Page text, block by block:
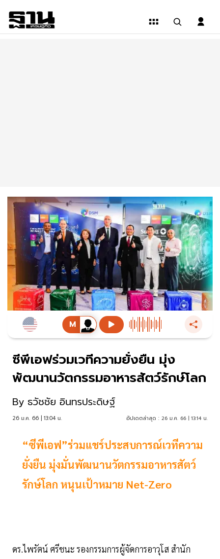
ซีพีเอฟร่วมเวทีความยั่งยืน มุ่ง
พัฒนานวัตกรรมอาหารสัตว์รักษ์โลก
By ธวัชชัย อินทรประดิษฐ์
26 ม.ค. 66 | 13:04 น. อัปเดตล่าสุด : 26 ม.ค. 66 | 13:14 น.
“ซีพีเอฟ”ร่วมแชร์ประสบการณ์เวทีความ
ยั่งยืน มุ่งมั่นพัฒนานวัตกรรมอาหารสัตว์
รักษ์โลก หนุนเป้าหมาย Net-Zero
ดร.ไพรัตน์ ศรีชนะ รองกรรมการผู้จัดการอาวุโส สำนัก